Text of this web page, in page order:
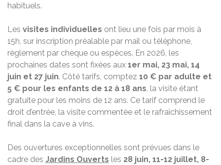
habituels.
Les visites individuelles ont lieu une fois par mois à
15h, sur inscription préalable par mail ou téléphone,
règlement par chèque ou espèces. En 2026, les
prochaines dates sont fixées aux 1er mai, 23 mai, 14
juin et 27 juin. Côté tarifs, comptez 10 € par adulte et
5 € pour les enfants de 12 à 18 ans, la visite étant
gratuite pour les moins de 12 ans. Ce tarif comprend le
droit d’entrée, la visite commentée et le rafraîchissement
final dans la cave à vins.
Des ouvertures exceptionnelles sont prévues dans le
cadre des Jardins Ouverts les 28 juin, 11-12 juillet, 8-